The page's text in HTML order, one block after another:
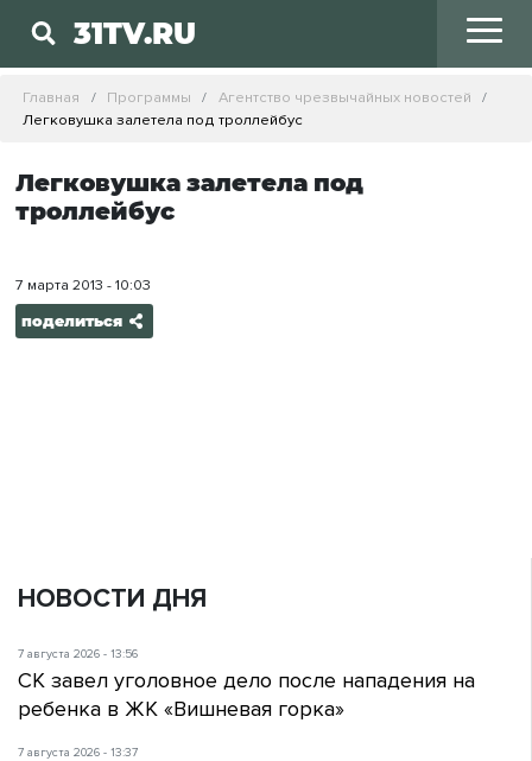
31TV.RU
Главная Программы
Агентство чрезвычайных новостей
Легковушка залетела под троллейбус
Легковушка залетела под
троллейбус
7 марта 2013 - 10:03
поделиться
НОВОСТИ ДНЯ
7 августа 2026 - 13:56
СК завел уголовное дело после нападения на
ребенка в ЖК «Вишневая горка»
7 августа 2026 - 13:37